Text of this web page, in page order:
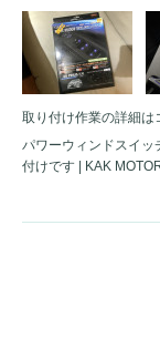
取り付け作業の詳細は
パワーウィンドスイッ
付けです | KAK